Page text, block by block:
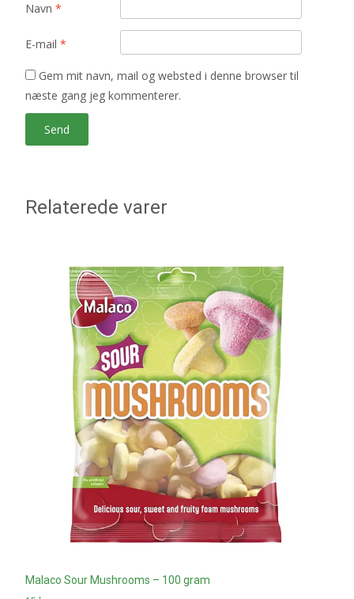
Navn *
E-mail *
Gem mit navn, mail og websted i denne browser til
næste gang jeg kommenterer.
Relaterede varer
Malaco Sour Mushrooms – 100 gram